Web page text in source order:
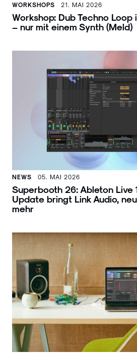
WORKSHOPS 21. MAI 2026
Workshop: Dub Techno Loop
– nur mit einem Synth (Meld)
NEWS 05. MAI 2026
Superbooth 26: Ableton Live
Update bringt Link Audio,
mehr